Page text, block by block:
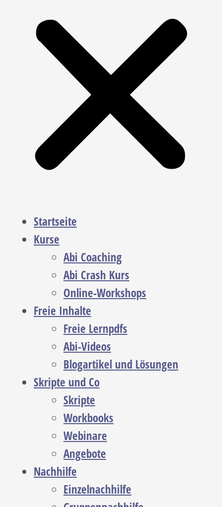
Startseite
Kurse
Abi Coaching
Abi Crash Kurs
Online-Workshops
Freie Inhalte
Freie Lernpdfs
Abi-Videos
Blogartikel und Lösungen
Skripte und Co
Skripte
Workbooks
Webinare
Angebote
Nachhilfe
Einzelnachhilfe